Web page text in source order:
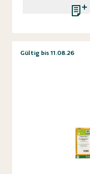
Gültig bis 11.08.26